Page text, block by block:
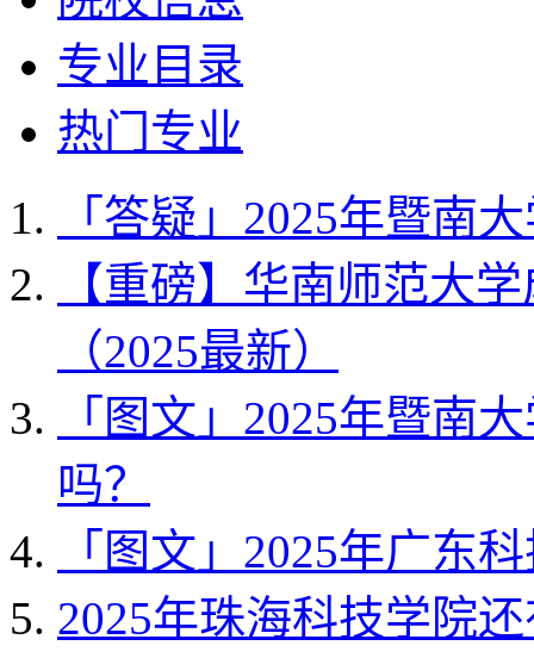
专业目录
热门专业
「答疑」2025年暨南
【重磅】华南师范大
（2025最新）
「图文」2025年暨南
吗？
「图文」2025年广东
2025年珠海科技学院